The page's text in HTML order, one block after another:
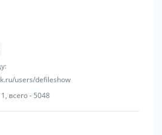
спектакля.
профессиональные
внешности с большим
при таких ансамблях, как:
«Золотое кольцо»
фолк-группа «ЯR-марка»
users/defileshow
всего - 5048